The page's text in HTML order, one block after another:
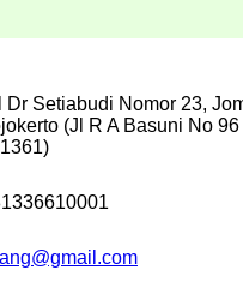
Dr Setiabudi Nomor 23,
(Jl R A Basuni No